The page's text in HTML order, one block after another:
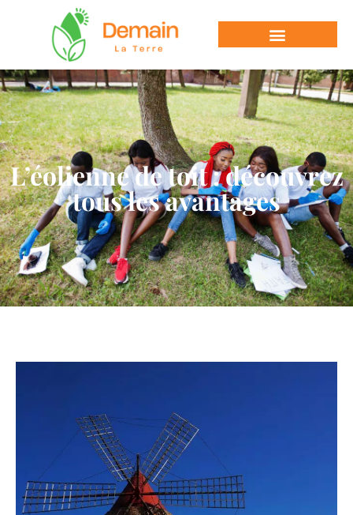
L’éolienne de toit : découvrez
tous les avantages